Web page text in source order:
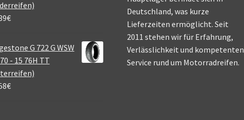
€
G 722 G WSW
- 15 76H TT
€
Deutschland, was kurze
Lieferzeiten ermöglicht. Seit
2011 stehen wir für Erfahrung,
Verlässlichkeit und kompetenten
Service rund um Motorradreifen.